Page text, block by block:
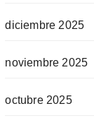
diciembre 2025
noviembre 2025
octubre 2025